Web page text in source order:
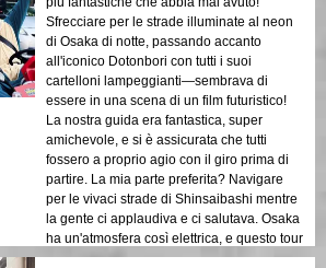
Sfrecciare per le strade illuminate al neon
di Osaka di notte, passando accanto
all'iconico Dotonbori con tutti i suoi
cartelloni lampeggianti—sembrava di
essere in una scena di un film futuristico!
La nostra guida era fantastica, super
amichevole, e si è assicurata che tutti
fossero a proprio agio con il giro prima di
partire. La mia parte preferita? Navigare
per le vivaci strade di Shinsaibashi mentre
la gente ci applaudiva e ci salutava. Osaka
ha un'atmosfera così elettrica, e questo tour
l'ha catturata perfettamente. Lo consiglio